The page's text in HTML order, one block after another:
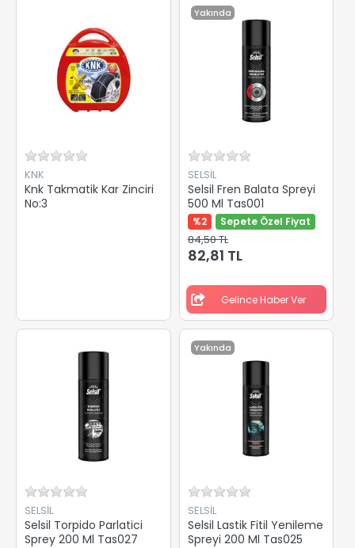
KNK
Knk Takmatik Kar Zinciri
No:3
Yakında
SELSİL
Selsil Fren Balata Spreyi
500 Ml Tas001
%2 Sepete Özel Fiyat
84,50 TL
82,81 TL
Gelince Haber Ver
SELSİL
Selsil Torpido Parlatici
Sprey 200 Ml Tas027
Yakında
SELSİL
Selsil Lastik Fitil Yenileme
Spreyi 200 Ml Tas025